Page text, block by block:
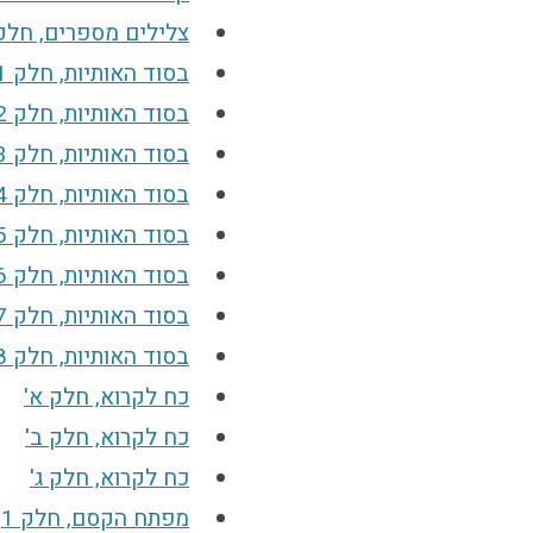
צלילים מספרים,
בסוד האותיות, חלק 1
בסוד האותיות, חלק 2
בסוד האותיות, חלק 3
בסוד האותיות, חלק 4
בסוד האותיות, חלק 5
בסוד האותיות, חלק 6
בסוד האותיות, חלק 7
בסוד האותיות, חלק 8
כח לקרוא, חלק א'
כח לקרוא, חלק ב'
כח לקרוא, חלק ג'
מפתח הקסם, חלק 1